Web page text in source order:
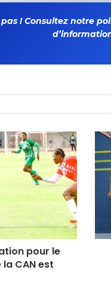
! Consultez notre
pour le
CAN est